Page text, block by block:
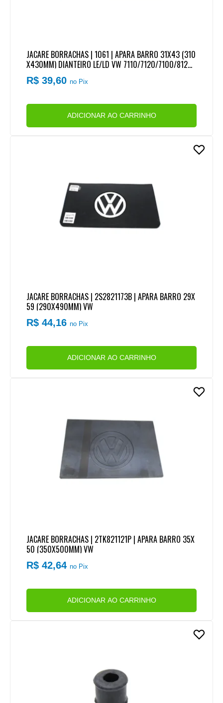
JACARE BORRACHAS | 1061 | APARA BARRO 31X43 (310
X430MM) DIANTEIRO LE/LD VW 7110/7120/7100/8120/
8140/8150
R$ 39,60no Pix
ADICIONAR AO CARRINHO
JACARE BORRACHAS | 2S2821173B | APARA BARRO 29X
59 (290X490MM) VW
R$ 44,16no Pix
ADICIONAR AO CARRINHO
JACARE BORRACHAS | 2TK821121P | APARA BARRO 35X
50 (350X500MM) VW
R$ 42,64no Pix
ADICIONAR AO CARRINHO